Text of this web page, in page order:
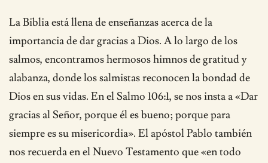
La Biblia está llena de enseñanzas acerca de la
importancia de dar gracias a Dios. A lo largo de los
salmos, encontramos hermosos himnos de gratitud y
alabanza, donde los salmistas reconocen la bondad de
Dios en sus vidas. En el Salmo 106:1, se nos insta a «Dar
gracias al Señor, porque él es bueno; porque para
siempre es su misericordia». El apóstol Pablo también
nos recuerda en el Nuevo Testamento que «en todo